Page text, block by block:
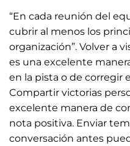
“En cada reunión del
cubrir al menos los
organización”. Volver a
es una excelente
en la pista o de corregir
Compartir victorias
excelente manera de
nota positiva. Enviar
conversación antes